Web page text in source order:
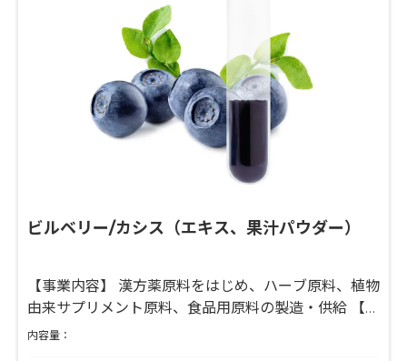
ビルベリー/カシス（エキス、果汁パウダー）
【事業内容】 漢方薬原料をはじめ、ハーブ原料、植物
由来サプリメント原料、食品用原料の製造・供給 【生
産拠点】 ・中国（杭州）：抽出工場／製剤工場／ロイ
内容量：